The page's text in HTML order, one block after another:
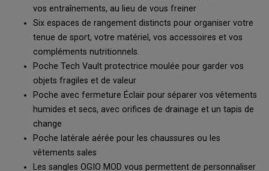
vos entraînements, au lieu de vous freiner
Six espaces de rangement distincts pour organiser votre
tenue de sport, votre matériel, vos accessoires et vos
compléments nutritionnels.
Poche Tech Vault protectrice moulée pour garder vos
objets fragiles et de valeur
Poche avec fermeture Éclair pour séparer vos vêtements
humides et secs, avec orifices de drainage et un tapis de
change
Poche latérale aérée pour les chaussures ou les
vêtements sales
Les sangles OGIO MOD vous permettent de personnaliser